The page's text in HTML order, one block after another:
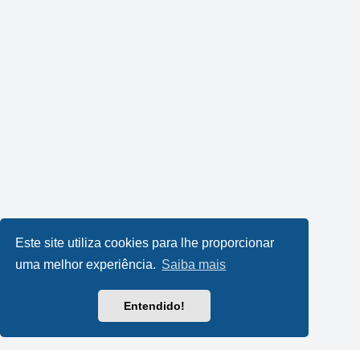
Este site utiliza cookies para lhe proporcionar
uma melhor experiência. Saiba mais
Entendido!